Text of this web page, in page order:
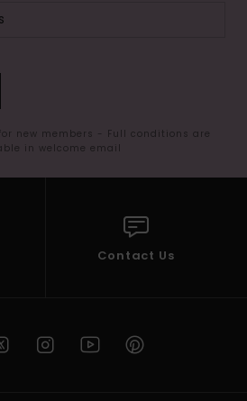
new members - Full conditions are
in welcome email
Contact Us